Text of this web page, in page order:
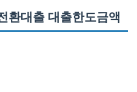
환대출 대출한도금액